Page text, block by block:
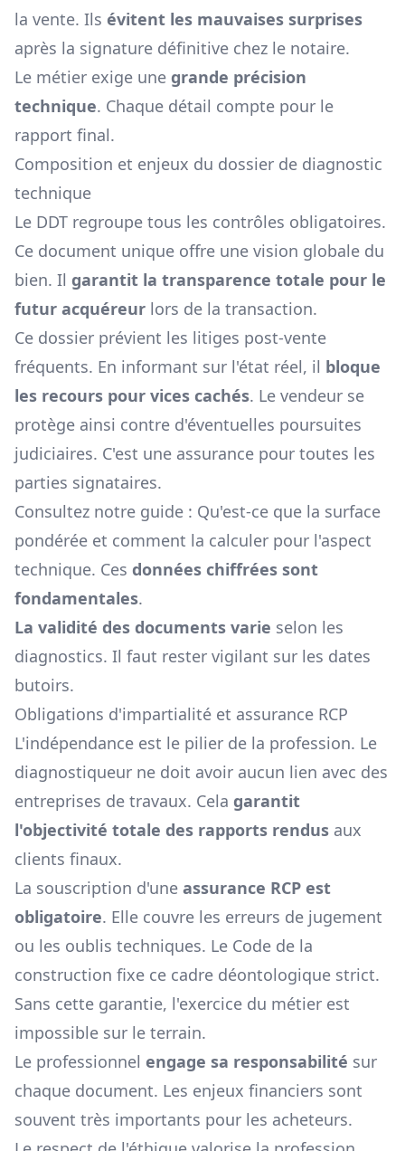
la vente. Ils évitent les mauvaises surprises
après la signature définitive chez le notaire.
Le métier exige une grande précision
technique. Chaque détail compte pour le
rapport final.
Composition et enjeux du dossier de diagnostic
technique
Le DDT regroupe tous les contrôles obligatoires.
Ce document unique offre une vision globale du
bien. Il garantit la transparence totale pour le
futur acquéreur lors de la transaction.
Ce dossier prévient les litiges post-vente
fréquents. En informant sur l'état réel, il bloque
les recours pour vices cachés. Le vendeur se
protège ainsi contre d'éventuelles poursuites
judiciaires. C'est une assurance pour toutes les
parties signataires.
Consultez notre guide : Qu'est-ce que la surface
pondérée et comment la calculer pour l'aspect
technique. Ces données chiffrées sont
fondamentales.
La validité des documents varie selon les
diagnostics. Il faut rester vigilant sur les dates
butoirs.
Obligations d'impartialité et assurance RCP
L'indépendance est le pilier de la profession. Le
diagnostiqueur ne doit avoir aucun lien avec des
entreprises de travaux. Cela garantit
l'objectivité totale des rapports rendus aux
clients finaux.
La souscription d'une assurance RCP est
obligatoire. Elle couvre les erreurs de jugement
ou les oublis techniques. Le Code de la
construction fixe ce cadre déontologique strict.
Sans cette garantie, l'exercice du métier est
impossible sur le terrain.
Le professionnel engage sa responsabilité sur
chaque document. Les enjeux financiers sont
souvent très importants pour les acheteurs.